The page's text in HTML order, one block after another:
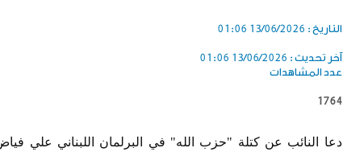
التاريخ : 13/06/2026 01:06
آخر تحديث : 13/06/2026 01:06
عدد المشاهدات
1764
دعا النائب عن كتلة "حزب الله" في البرلمان اللبناني علي